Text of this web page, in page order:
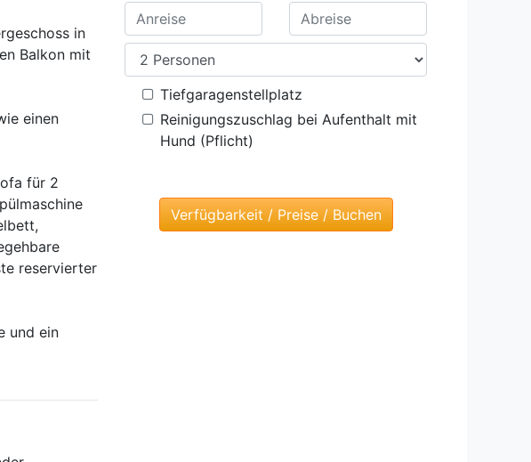
in
Balkon mit
einen
für 2
reservierter
und ein
Tiefgaragenstellplatz
Reinigungszuschlag bei Aufenthalt mit
Hund (Pflicht)